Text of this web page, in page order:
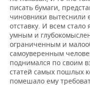
писать бумаги,
чиновники вытеснили
отставку. И всем
умным и
ограниченным и
самоуверенным
поднимался по своим
статей самых пошлых
помешало ему